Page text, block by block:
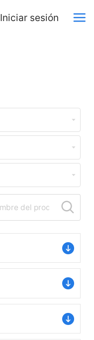
Iniciar sesión